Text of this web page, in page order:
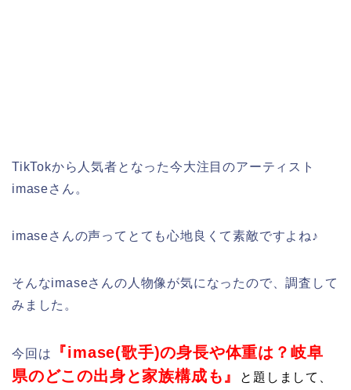
TikTokから人気者となった今大注目のアーティスト
imaseさん。
imaseさんの声ってとても心地良くて素敵ですよね♪
そんなimaseさんの人物像が気になったので、調査して
みました。
今回は
『imase(歌手)の身長や体重は？岐阜
県のどこの出身と家族構成も』
と題しまして、